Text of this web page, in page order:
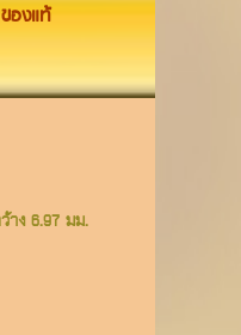
องแท้
าง 6.97 มม.